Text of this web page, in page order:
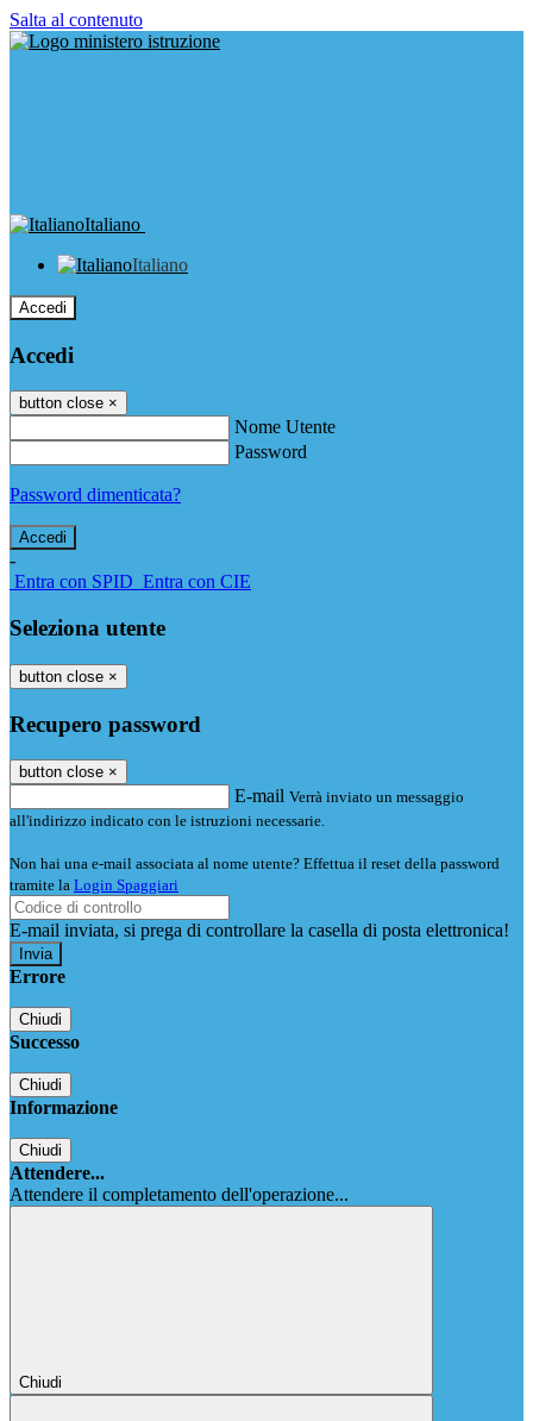
Salta al contenuto
Italiano
Italiano
Accedi
Accedi
button close ×
Nome Utente
Password
Password dimenticata?
-
Entra con SPID Entra con CIE
Seleziona utente
button close ×
Recupero password
button close ×
E-mail Verrà inviato un messaggio
all'indirizzo indicato con le istruzioni necessarie.
Non hai una e-mail associata al nome utente? Effettua il reset della password
tramite la Login Spaggiari
E-mail inviata, si prega di controllare la casella di posta elettronica!
Errore
Chiudi
Successo
Chiudi
Informazione
Chiudi
Attendere...
Attendere il completamento dell'operazione...
Chiudi